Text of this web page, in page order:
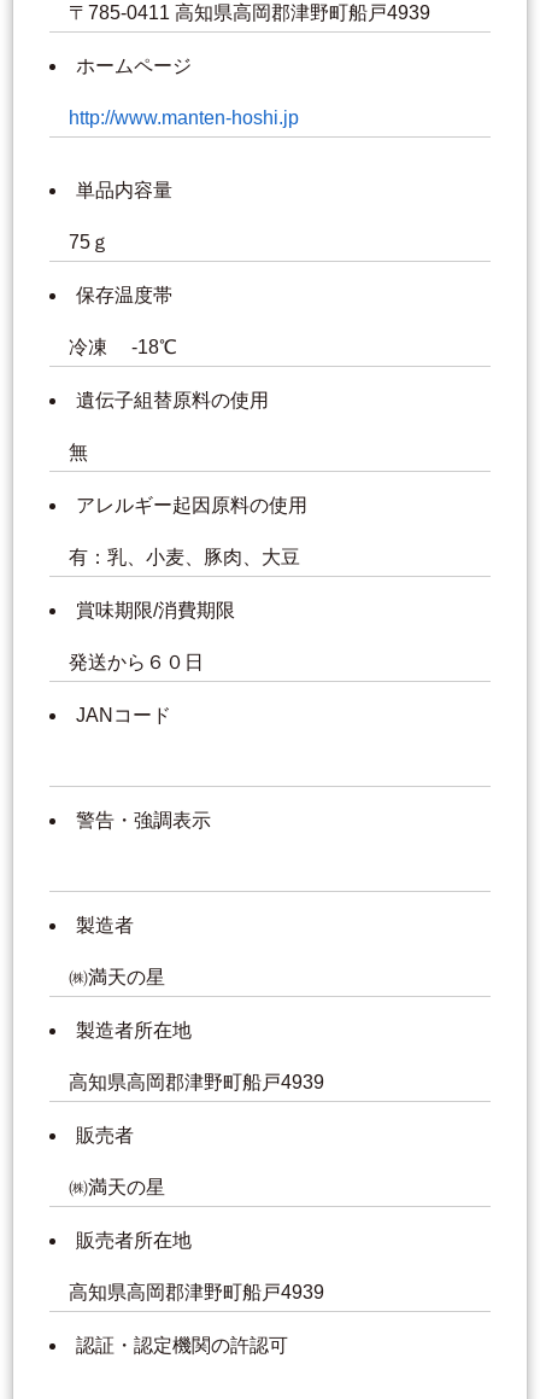
〒785-0411 高知県高岡郡津野町船戸4939
ホームページ
http://www.manten-hoshi.jp
単品内容量
75ｇ
保存温度帯
冷凍 -18℃
遺伝子組替原料の使用
無
アレルギー起因原料の使用
有：乳、小麦、豚肉、大豆
賞味期限/消費期限
発送から６０日
JANコード
警告・強調表示
製造者
㈱満天の星
製造者所在地
高知県高岡郡津野町船戸4939
販売者
㈱満天の星
販売者所在地
高知県高岡郡津野町船戸4939
認証・認定機関の許認可